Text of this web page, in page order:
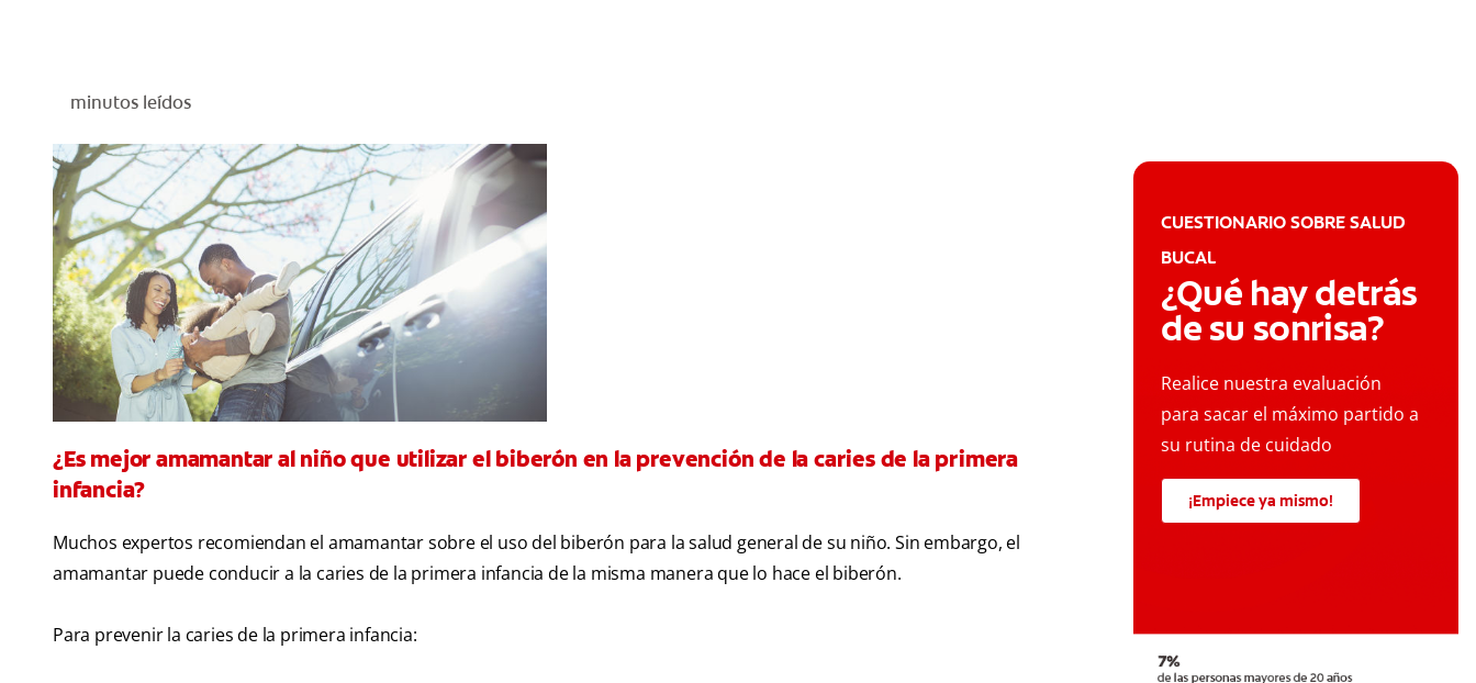
minutos leídos
¿Es mejor amamantar al niño que utilizar el biberón en la prevención de la caries de la primera
infancia?
Muchos expertos recomiendan el amamantar sobre el uso del biberón para la salud general de su niño. Sin embargo, el
amamantar puede conducir a la caries de la primera infancia de la misma manera que lo hace el biberón.
Para prevenir la caries de la primera infancia:
CUESTIONARIO SOBRE SALUD
BUCAL
¿Qué hay detrás
de su sonrisa?
Realice nuestra evaluación
para sacar el máximo partido a
su rutina de cuidado
¡Empiece ya mismo!